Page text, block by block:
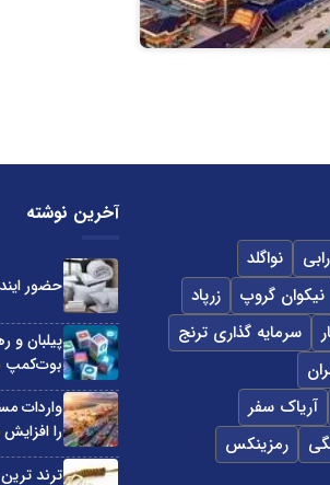
نواگلد
نیکوان گروپ
زرپاد
سرمایه گذاری ترنج
آریاک سفر
رمزینکس
آخرین نوشته
حضور
پیلبان و
بوت‌کمپ
واردات
را
ترند